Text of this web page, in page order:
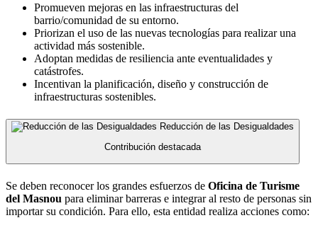
Promueven mejoras en las infraestructuras del
barrio/comunidad de su entorno.
Priorizan el uso de las nuevas tecnologías para realizar una
actividad más sostenible.
Adoptan medidas de resiliencia ante eventualidades y
catástrofes.
Incentivan la planificación, diseño y construcción de
infraestructuras sostenibles.
Reducción de las Desigualdades
Contribución destacada
Se deben reconocer los grandes esfuerzos de Oficina de Turisme
del Masnou para eliminar barreras e integrar al resto de personas sin
importar su condición. Para ello, esta entidad realiza acciones como: